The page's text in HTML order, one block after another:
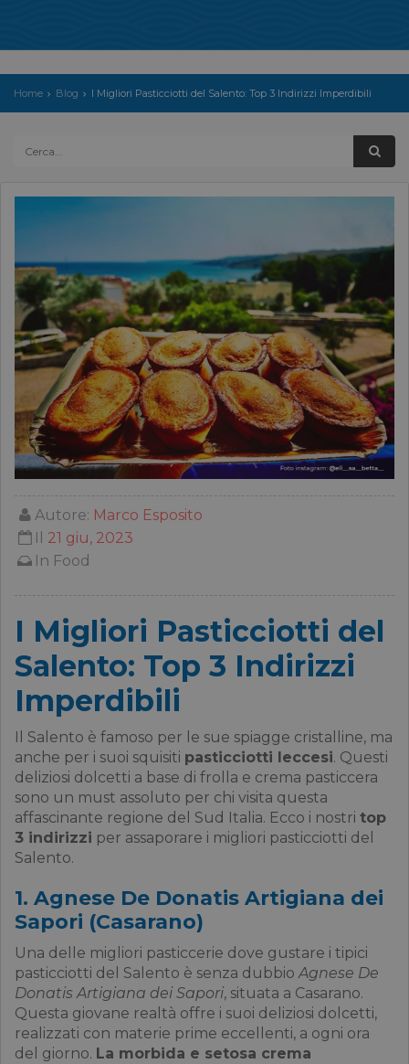
Home Blog I Migliori Pasticciotti del Salento: Top 3 Indirizzi Imperdibili
Autore: Marco Esposito
21 giu, 2023
In Food
I Migliori Pasticciotti del
Salento: Top 3 Indirizzi
Imperdibili
Il Salento è famoso per le sue spiagge cristalline, ma
anche per i suoi squisiti pasticciotti leccesi. Questi
deliziosi dolcetti a base di frolla e crema pasticcera
sono un must assoluto per chi visita questa
affascinante regione del Sud Italia. Ecco i nostri top
3 indirizzi per assaporare i migliori pasticciotti del
Salento.
1. Agnese De Donatis Artigiana dei
Sapori (Casarano)
Una delle migliori pasticcerie dove gustare i tipici
pasticciotti del Salento è senza dubbioAgnese De
Donatis Artigiana dei Sapori, situata a Casarano.
Questa giovane realtà offre i suoi deliziosi dolcetti,
realizzati con materie prime eccellenti, a ogni ora
del giorno. La morbida e setosa crema